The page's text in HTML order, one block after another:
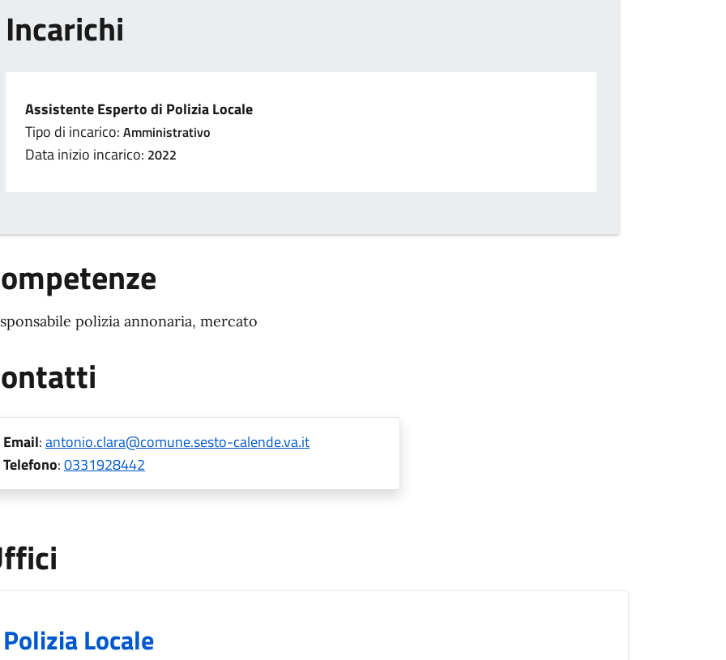
Incarichi
Assistente Esperto di Polizia Locale
Tipo di incarico: Amministrativo
Data inizio incarico: 2022
polizia annonaria, mercato
Email:antonio.clara@comune.sesto-calende.va.it
Telefono:0331928442
Polizia Locale